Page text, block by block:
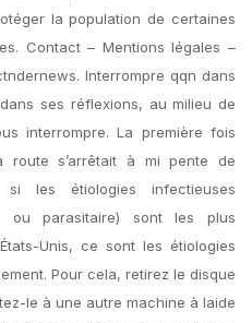
la population de certaines
Contact – Mentions légales –
Interrompre qqn dans
ses réflexions, au milieu de
interrompre. La première fois
s’arrêtait à mi pente de
les étiologies infectieuses
ou parasitaire) sont les plus
Unis, ce sont les étiologies
Pour cela, retirez le disque
le à une autre machine à laide